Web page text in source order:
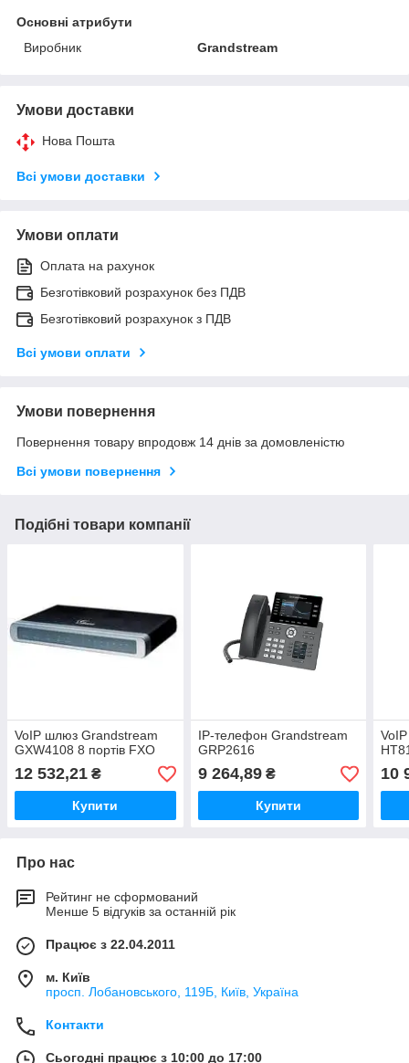
Основні атрибути
Виробник
Grandstream
Умови доставки
Нова Пошта
Всі умови доставки
Умови оплати
Оплата на рахунок
Безготівковий розрахунок без ПДВ
Безготівковий розрахунок з ПДВ
Всі умови оплати
Умови повернення
Повернення товару впродовж 14 днів за домовленістю
Всі умови повернення
Подібні товари компанії
VoIP шлюз Grandstream
GXW4108 8 портів FXO
12 532,21 ₴
Купити
IP-телефон Grandstream
GRP2616
9 264,89₴
Купити
10
Про нас
Рейтинг не сформований
Менше 5 відгуків за останній рік
Працює з 22.04.2011
м. Київ
просп. Лобановського, 119Б, Київ, Україна
Контакти
Сьогодні працює з 10:00 до 17:00